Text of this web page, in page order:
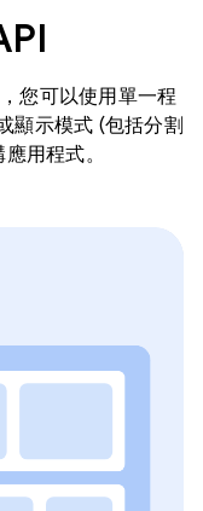
您可以使用單一程
顯示模式 (包括分割
用程式。